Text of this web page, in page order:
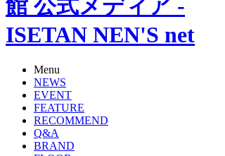
館 公式メディア -
ISETAN NEN'S net
Menu
NEWS
EVENT
FEATURE
RECOMMEND
Q&A
BRAND